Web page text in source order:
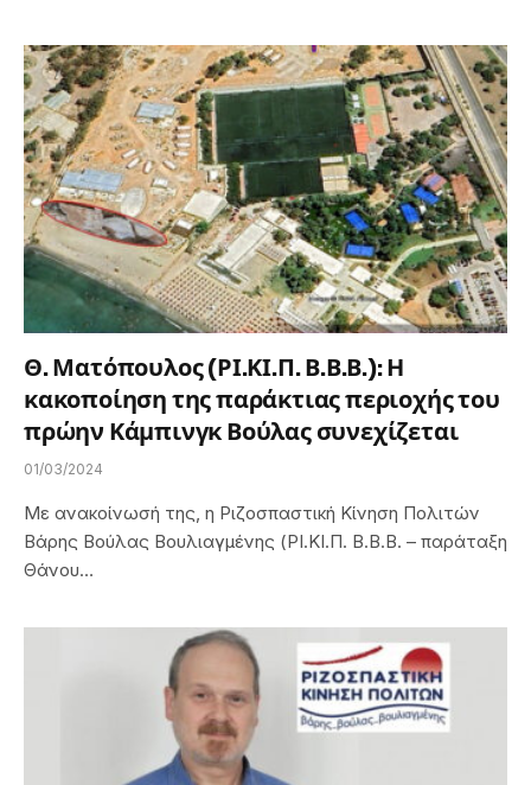
Θ. Ματόπουλος (ΡΙ.ΚΙ.Π. Β.Β.Β.): Η
κακοποίηση της παράκτιας περιοχής του
πρώην Κάμπινγκ Βούλας συνεχίζεται
01/03/2024
Με ανακοίνωσή της, η Ριζοσπαστική Κίνηση Πολιτών
Βάρης Βούλας Βουλιαγμένης (ΡΙ.ΚΙ.Π. Β.Β.Β. – παράταξη
Θάνου…